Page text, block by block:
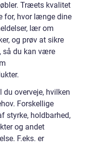
Træets kvalitet
for, hvor længe dine
lær om
og prøv at sikre
så du kan være
du overveje, hvilken
Forskellige
styrke, holdbarhed,
og andet
F.eks. er